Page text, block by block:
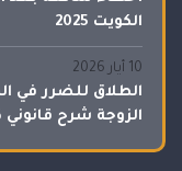
الكويت 2025
10 أيار 2026
الطلاق للضرر في
الزوجة شرح قانوني